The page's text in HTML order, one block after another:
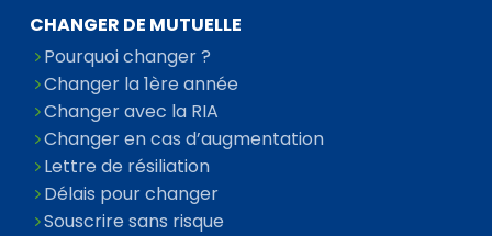
CHANGER DE MUTUELLE
Pourquoi changer ?
Changer la 1ère année
Changer avec la RIA
Changer en cas d’augmentation
Lettre de résiliation
Délais pour changer
Souscrire sans risque